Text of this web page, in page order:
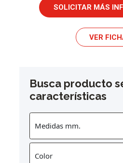
SOLICITAR MÁS
VER
Busca producto
características